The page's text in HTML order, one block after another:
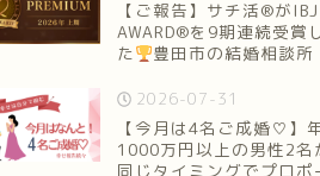
【ご報告】サチ活®がIBJ
AWARD®を9期連続受賞
た
豊田市の結婚相談所
2026-07-31
【今月は4名ご成婚♡】
1000万円以上の男性2名
同じタイミングでプロポ